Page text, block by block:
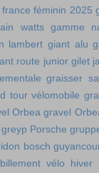
féminin 2025
watts gamme
lambert giant alu
route junior gilet
graisser
tour vélomobile
Orbea gravel
greyp Porsche
bosch
vélo hiver